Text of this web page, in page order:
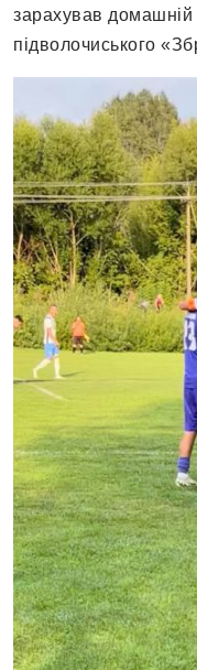
зарахував домашній
підволочиського